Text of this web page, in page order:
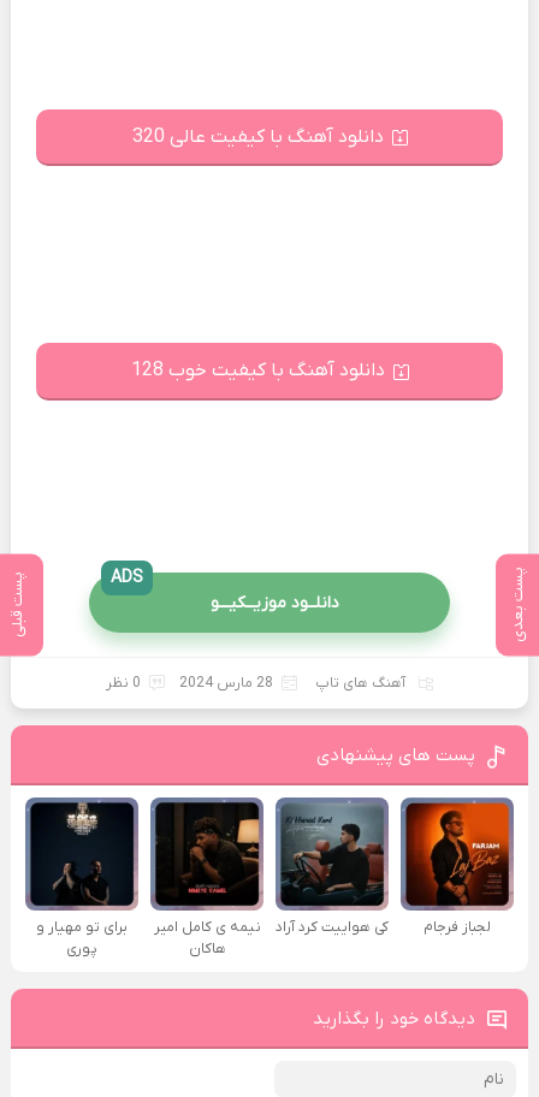
پست بعدی پست قبلی
دانلود آهنگ با کیفیت عالی 320
دانلود آهنگ با کیفیت خوب 128
دانلــود موزیــکیـــو
ADS
آهنگ های تاپ 28 مارس 2024 0 نظر
پست های پیشنهادی
لجباز فرجام کی هواییت کرد آراد
نیمه ی کامل امیر
هاکان
برای تو مهیار و
پوری
دیدگاه خود را بگذارید